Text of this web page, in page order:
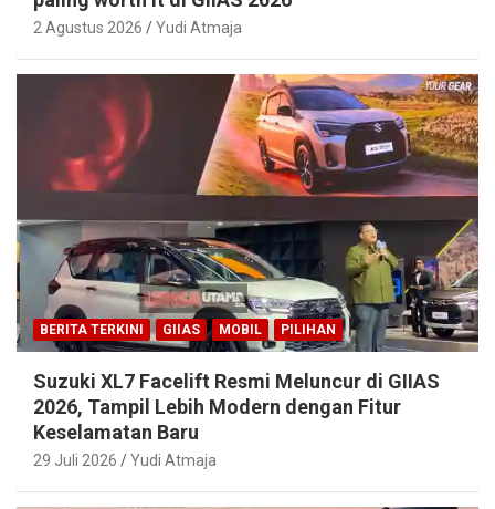
2 Agustus 2026 Yudi Atmaja
BERITA TERKINI GIIAS MOBIL PILIHAN
Suzuki XL7 Facelift Resmi Meluncur di GIIAS
2026, Tampil Lebih Modern dengan Fitur
Keselamatan Baru
29 Juli 2026 Yudi Atmaja